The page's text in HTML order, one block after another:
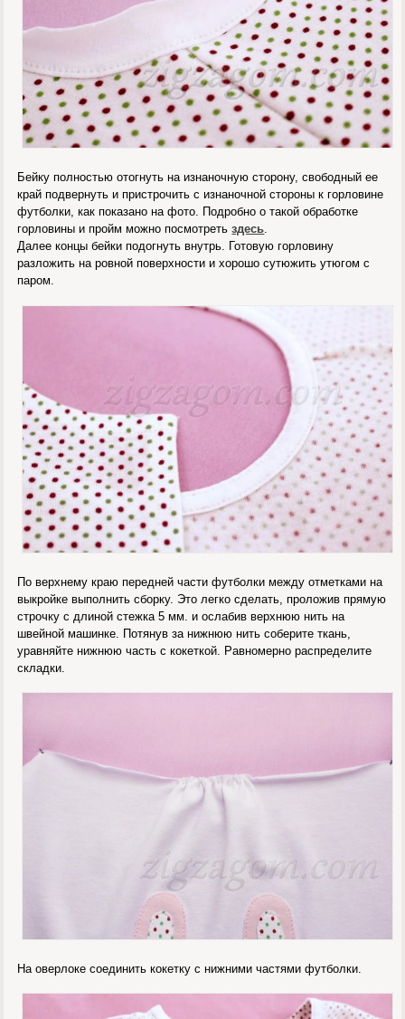
Бейку полностью отогнуть на изнаночную сторону, свободный ее
край подвернуть и пристрочить с изнаночной стороны к горловине
футболки, как показано на фото. Подробно о такой обработке
горловины и пройм можно посмотретьздесь.
Далее концы бейки подогнуть внутрь. Готовую горловину
разложить на ровной поверхности и хорошо сутюжить утюгом с
паром.
По верхнему краю передней части футболки между отметками на
выкройке выполнить сборку. Это легко сделать, проложив прямую
строчку с длиной стежка 5 мм. и ослабив верхнюю нить на
швейной машинке. Потянув за нижнюю нить соберите ткань,
уравняйте нижнюю часть с кокеткой. Равномерно распределите
складки.
На оверлоке соединить кокетку с нижними частями футболки.